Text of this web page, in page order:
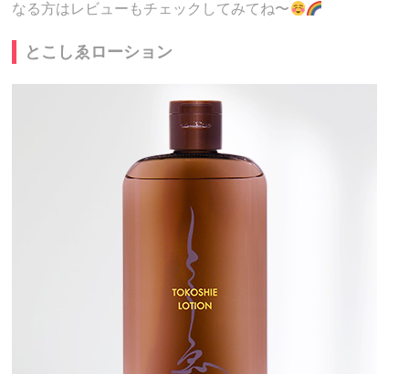
なる方はレビューもチェックしてみてね〜
とこしゑローション